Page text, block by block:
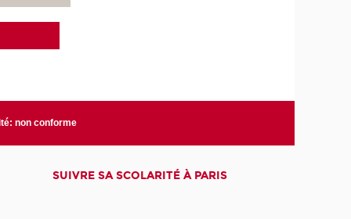
non conforme
SUIVRE SA SCOLARITÉ À PARIS